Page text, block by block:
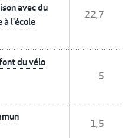
avec du
à l'école
22,7
du vélo
5
1,5